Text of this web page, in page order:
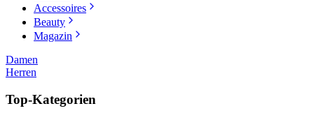
Accessoires
Beauty
Magazin
Damen
Herren
Top-Kategorien